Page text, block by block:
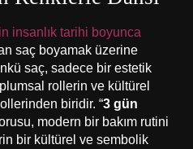
insanlık tarihi boyunca
saç boyamak üzerine
saç, sadece bir estetik
rollerin ve kültürel
biridir. “3 gün
modern bir bakım rutini
bir kültürel ve sembolik